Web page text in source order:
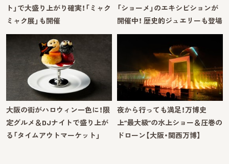
ト」で大盛り上がり確実！「ミャク
ミャク展」も開催
「ショーメ」のエキシビションが
開催中！ 歴史的ジュエリーも登場
大阪の街がハロウィン一色に！限
定グルメ＆DJナイトで盛り上が
る「タイムアウトマーケット」
夜から行っても満足！万博史
上“最大級”の水上ショー＆圧巻の
ドローン【大阪・関西万博】